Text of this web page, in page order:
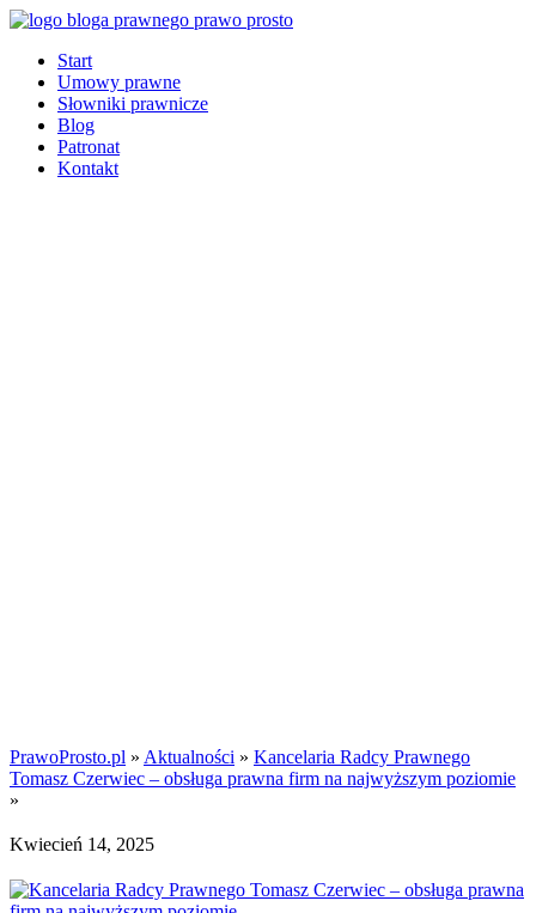
Start
Umowy prawne
Słowniki prawnicze
Blog
Patronat
Kontakt
PrawoProsto.pl » Aktualności » Kancelaria Radcy Prawnego
Tomasz Czerwiec – obsługa prawna firm na najwyższym poziomie
»
Kwiecień 14, 2025